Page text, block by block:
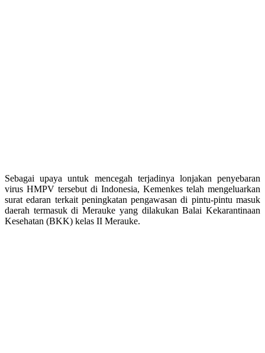
Sebagai upaya untuk mencegah terjadinya lonjakan penyebaran
virus HMPV tersebut di Indonesia, Kemenkes telah mengeluarkan
surat edaran terkait peningkatan pengawasan di pintu-pintu masuk
daerah termasuk di Merauke yang dilakukan Balai Kekarantinaan
Kesehatan (BKK) kelas II Merauke.